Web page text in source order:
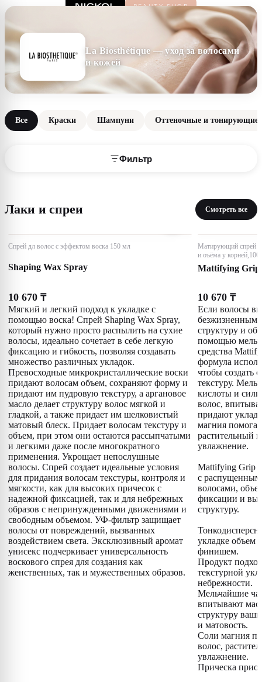
La Biosthétique — уход за волосами
и кожей
Все Краски Шампуни Оттеночные и тонирующие
Фильтр
Лаки и спреи Смотреть все
Спрей дл волос с эффектом воска 150 мл
Shaping Wax Spray
10 670 ₸
Мягкий и легкий подход к укладке с
помощью воска! Спрей Shaping Wax Spray,
который нужно просто распылить на сухие
волосы, идеально сочетает в себе легкую
фиксацию и гибкость, позволяя создавать
множество различных укладок.
Превосходные микрокристаллические воски
придают волосам объем, сохраняют форму и
придают им пудровую текстуру, а аргановое
масло делает структуру волос мягкой и
гладкой, а также придает им шелковистый
матовый блеск. Придает волосам текстуру и
объем, при этом они остаются рассыпчатыми
и легкими даже после многократного
применения. Укрощает непослушные
волосы. Спрей создает идеальные условия
для придания волосам текстуры, контроля и
мягкости, как для высоких причесок с
надежной фиксацией, так и для небрежных
образов с непринужденными движениями и
свободным объемом. УФ-фильтр защищает
волосы от повреждений, вызванных
воздействием света. Эксклюзивный аромат
унисекс подчеркивает универсальность
воскового спрея для создания как
женственных, так и мужественных образов.
Матирующий спрей
и оъёма у
Mattifying Grip
10 670 ₸
Если волосы
структуру и
помощью
средства
формула
чтобы создать
текстуру.
кислоты и
волос,
придают
магния
растительный
увлажнение.
Mattifying Grip
с
волосами,
фиксации и
структуру.
укладке объем
финишем.
Продукт
текстурной
небрежности.
Мельчайшие
впитывают
структуру
и матовость.
Соли магния
волос,
увлажнение.
Прическа